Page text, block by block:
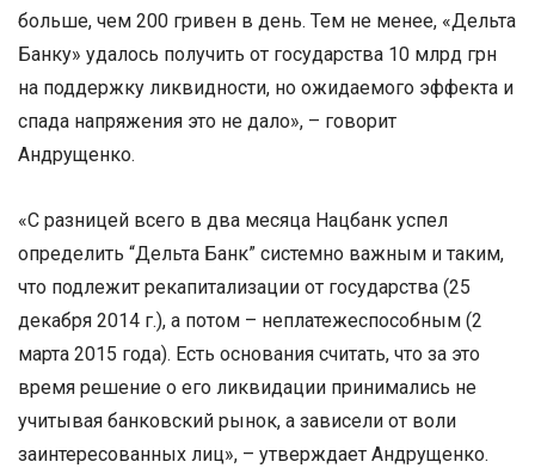
больше, чем 200 гривен в день. Тем не менее, «Дельта
Банку» удалось получить от государства 10 млрд грн
на поддержку ликвидности, но ожидаемого эффекта и
спада напряжения это не дало», – говорит
Андрущенко.
«С разницей всего в два месяца Нацбанк успел
определить “Дельта Банк” системно важным и таким,
что подлежит рекапитализации от государства (25
декабря 2014 г.), а потом – неплатежеспособным (2
марта 2015 года). Есть основания считать, что за это
время решение о его ликвидации принимались не
учитывая банковский рынок, а зависели от воли
заинтересованных лиц», – утверждает Андрущенко.